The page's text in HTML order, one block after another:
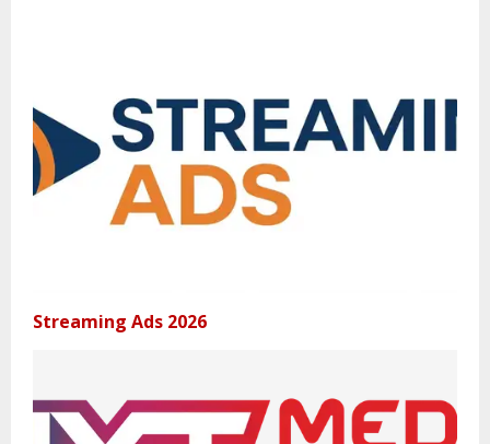
Streaming Ads 2026